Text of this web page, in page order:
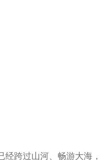
跨过山河、畅游大海，